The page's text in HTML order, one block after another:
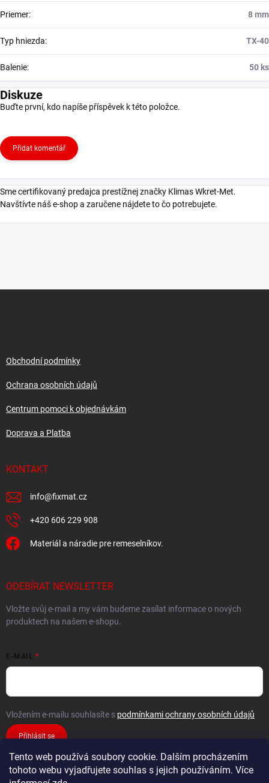
Tento web používá soubory cookie. Dalším procházením
tohoto webu vyjadřujete souhlas s jejich používáním. Více
Priemer: 8 mm
Typ hniezda: TX-40
Balenie: 50 ks
Diskuze
Buďte první, kdo napíše příspěvek k této položce.
Přidat komentář
Sme certifikovaný predajca prestížnej značky Klimas Wkret-Met.
Navštívte náš e-shop a zaručene nájdete to čo potrebujete.
Obchodní podmínky
Ochrana osobních údajů
Centrum pomoci k objednávkám
Doprava a Platba
KONTAKT
info@fixmat.cz
+420 606 229 908
Materiál a náradie pre remeselníkov.
ODEBÍRAT NEWSLETTER
Vložte svůj e-mail a my vám budeme zasílat informace o nových
produktech na našem e-shopu.
E-MAIL
Vložením e-mailu souhlasíte s podmínkami ochrany osobních údajů
Přihlásit se